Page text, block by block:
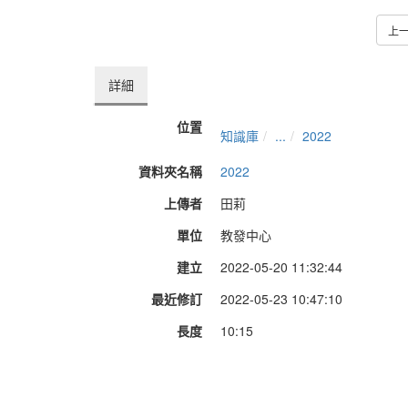
上
詳細
位置 知識庫 ...
2022
資料夾名稱
2022
上傳者
田莉
單位
教發中心
建立
2022-05-20 11:32:44
最近修訂
2022-05-23 10:47:10
長度
10:15